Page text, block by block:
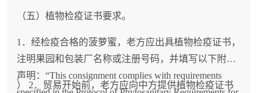
（五）植物检疫证书要求。
1．经检疫合格的菠萝蜜，老方应出具植物检疫证书，
注明果园和包装厂名称或注册号码，并填写以下附加
声明：“This consignment complies with requirements
） 2．贸易开始前，老方应向中方提供植物检疫证书